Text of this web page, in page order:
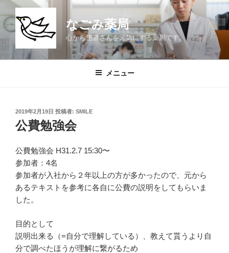
ン
テ
なごみ薬局
心から患者さんを元気にする薬局です。
メニュー
投
稿
日:
2019年2月19日 投稿者: SMILE
公費勉強会
公費勉強会 H31.2.7 15:30〜
参加者：4名
参加者が入社から２年以上の方が多かったので、元から
あるテキストを参考に各自に公費の説明をしてもらいま
した。
目的として
説明出来る（=自分で理解している）、教えて貰うより自
分で調べたほうが理解に繋がるため